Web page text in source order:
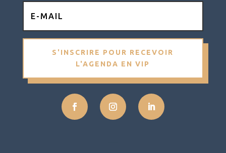
S'INSCRIRE POUR RECEVOIR
L'AGENDA EN VIP